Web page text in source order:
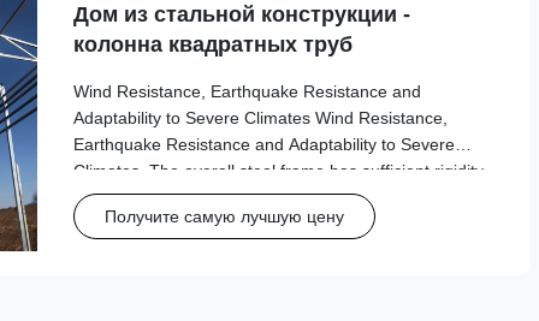
Дом из стальной конструкции -
колонна квадратных труб
Wind Resistance, Earthquake Resistance and
Adaptability to Severe Climates Wind Resistance,
Earthquake Resistance and Adaptability to Severe
Climates. The overall steel frame has sufficient rigidity,
combined with a scientific support structure, and has
excellent wind load and earthquake resistance
Получите самую лучшую цену